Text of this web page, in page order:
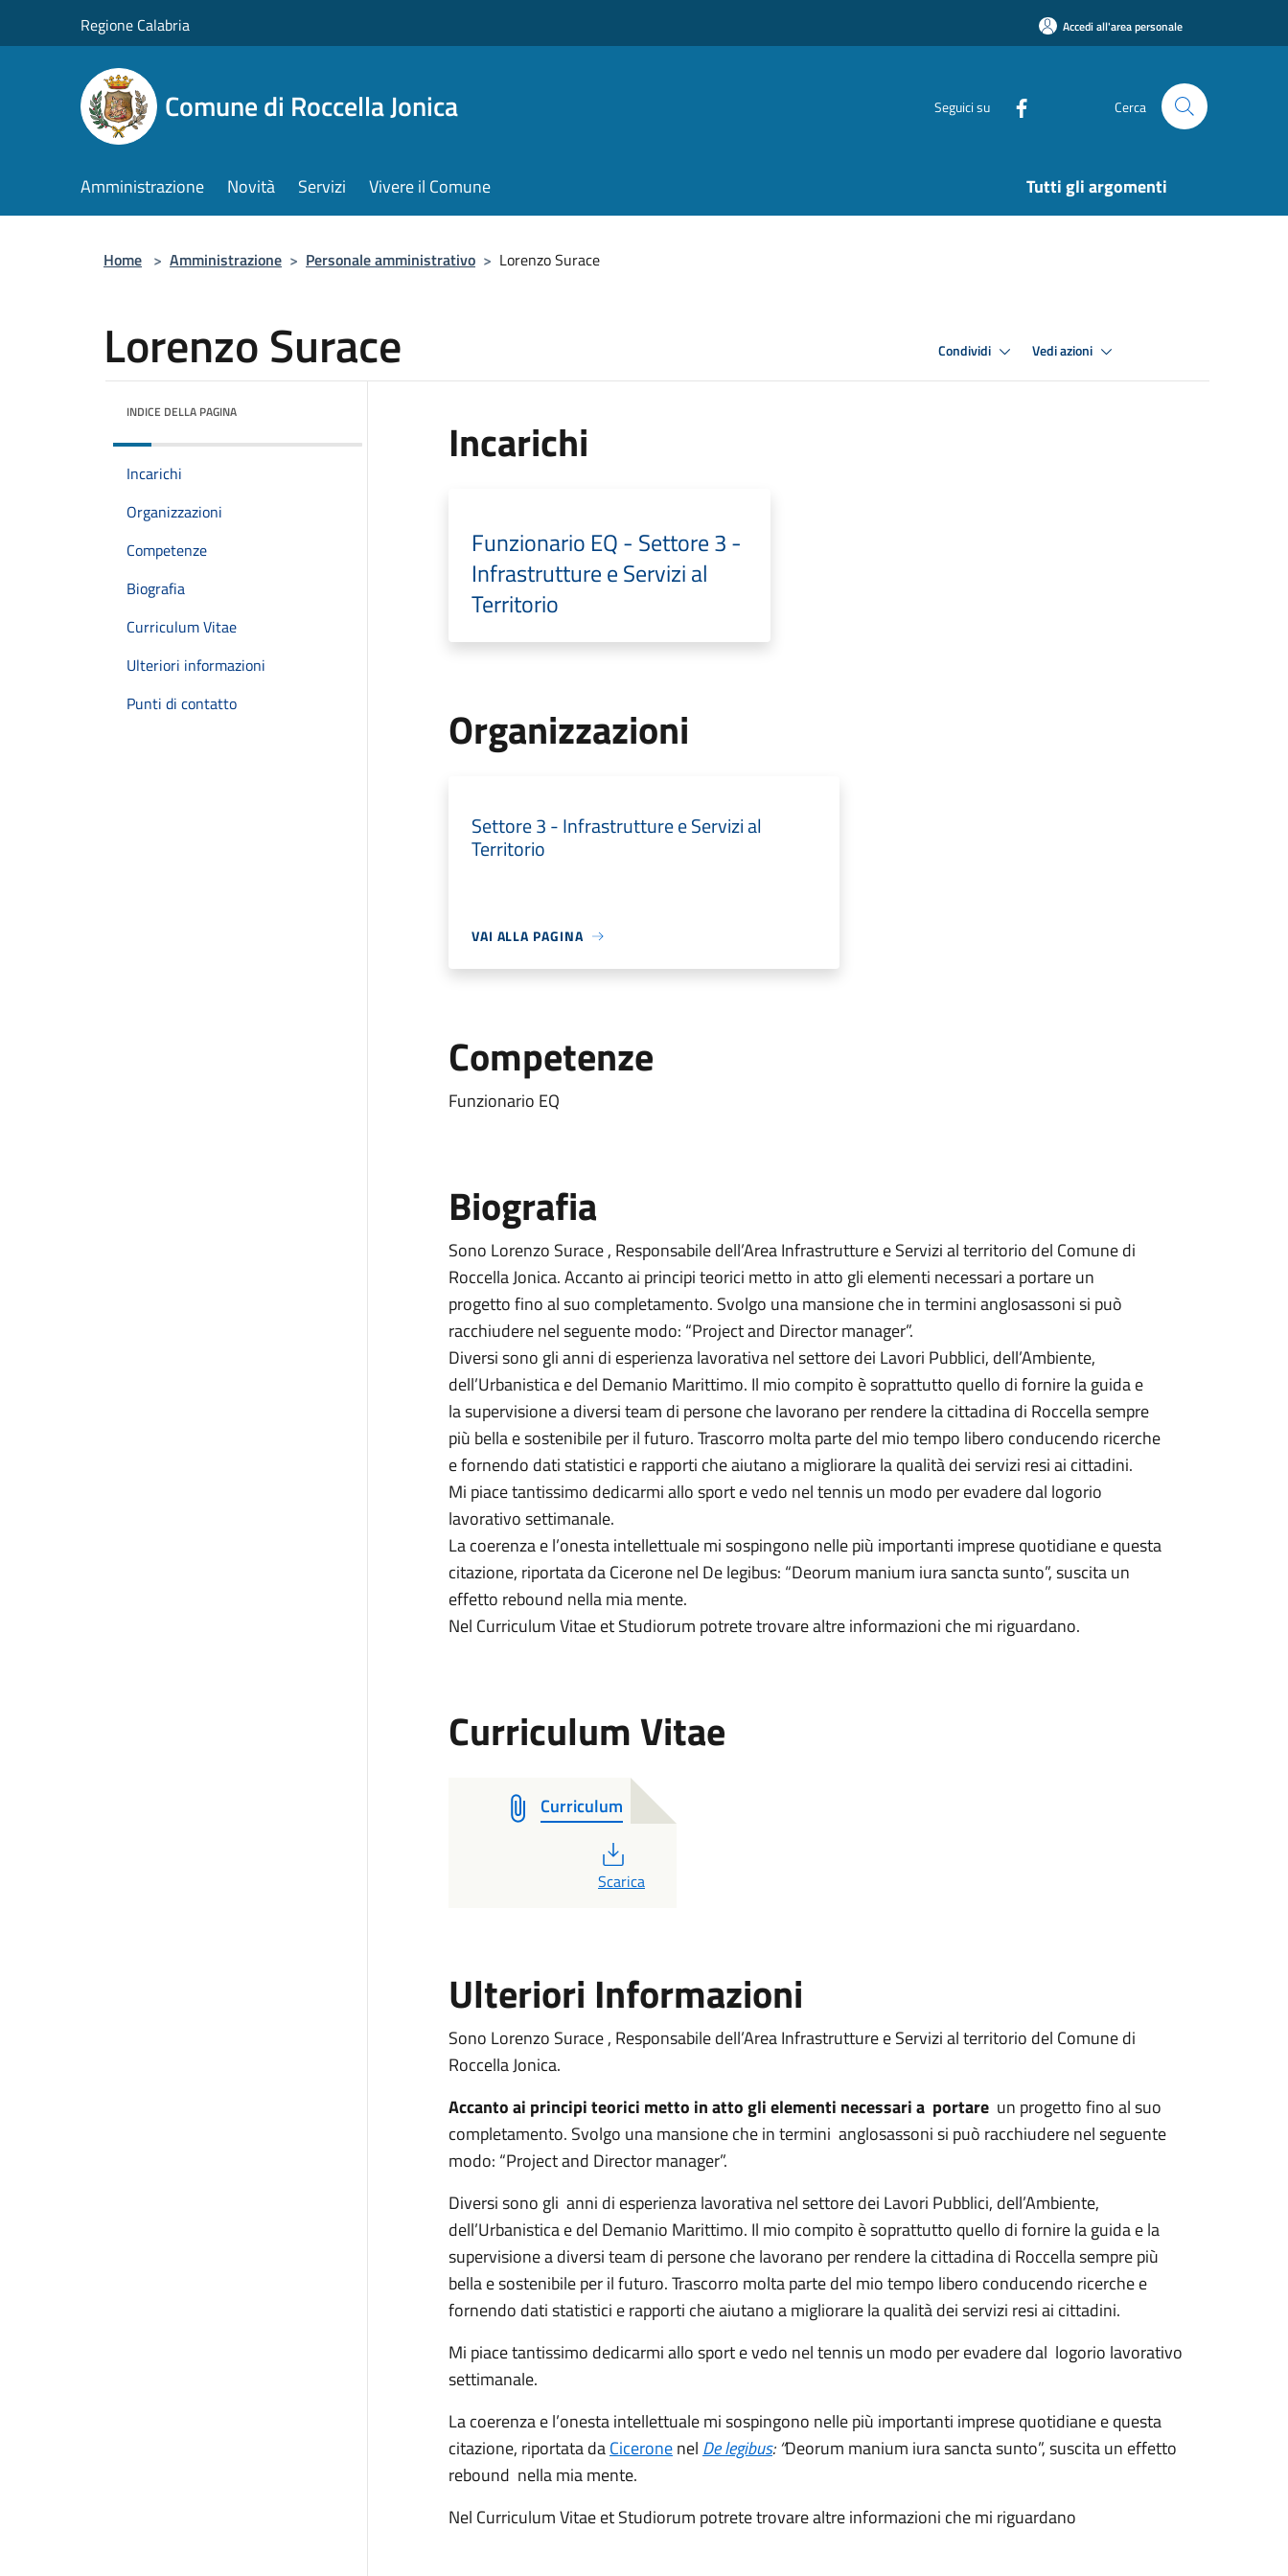
Regione Calabria Accedi all'area personale
Comune di Roccella Jonica Seguici su Cerca
Amministrazione Novità Servizi Vivere il Comune Tutti gli argomenti
Home > Amministrazione > Personale amministrativo > Lorenzo Surace
Lorenzo Surace Condividi Vedi azioni
INDICE DELLA PAGINA
Incarichi
Organizzazioni
Competenze
Biografia
Curriculum Vitae
Ulteriori informazioni
Punti di contatto
Incarichi
Funzionario EQ - Settore 3 -
Infrastrutture e Servizi al
Territorio
Organizzazioni
Settore 3 - Infrastrutture e Servizi al
Territorio
VAI ALLA PAGINA
Competenze
Funzionario EQ
Biografia
Sono Lorenzo Surace , Responsabile dell’Area Infrastrutture e Servizi al territorio del Comune di
Roccella Jonica. Accanto ai principi teorici metto in atto gli elementi necessari a portare un
progetto fino al suo completamento. Svolgo una mansione che in termini anglosassoni si può
racchiudere nel seguente modo: “Project and Director manager”.
Diversi sono gli anni di esperienza lavorativa nel settore dei Lavori Pubblici, dell’Ambiente,
dell’Urbanistica e del Demanio Marittimo. Il mio compito è soprattutto quello di fornire la guida e
la supervisione a diversi team di persone che lavorano per rendere la cittadina di Roccella sempre
più bella e sostenibile per il futuro. Trascorro molta parte del mio tempo libero conducendo ricerche
e fornendo dati statistici e rapporti che aiutano a migliorare la qualità dei servizi resi ai cittadini.
Mi piace tantissimo dedicarmi allo sport e vedo nel tennis un modo per evadere dal logorio
lavorativo settimanale.
La coerenza e l’onesta intellettuale mi sospingono nelle più importanti imprese quotidiane e questa
citazione, riportata da Cicerone nel De legibus: “Deorum manium iura sancta sunto”, suscita un
effetto rebound nella mia mente.
Nel Curriculum Vitae et Studiorum potrete trovare altre informazioni che mi riguardano.
Curriculum Vitae
Curriculum
PDF
Scarica
Ulteriori Informazioni
Sono Lorenzo Surace , Responsabile dell’Area Infrastrutture e Servizi al territorio del Comune di
Roccella Jonica.
Accanto ai principi teorici metto in atto gli elementi necessari a portare un progetto fino al suo
completamento. Svolgo una mansione che in termini anglosassoni si può racchiudere nel seguente
modo: “Project and Director manager”.
Diversi sono gli anni di esperienza lavorativa nel settore dei Lavori Pubblici, dell’Ambiente,
dell’Urbanistica e del Demanio Marittimo. Il mio compito è soprattutto quello di fornire la guida e la
supervisione a diversi team di persone che lavorano per rendere la cittadina di Roccella sempre più
bella e sostenibile per il futuro. Trascorro molta parte del mio tempo libero conducendo ricerche e
fornendo dati statistici e rapporti che aiutano a migliorare la qualità dei servizi resi ai cittadini.
Mi piace tantissimo dedicarmi allo sport e vedo nel tennis un modo per evadere dal logorio lavorativo
settimanale.
La coerenza e l’onesta intellettuale mi sospingono nelle più importanti imprese quotidiane e questa
citazione, riportata daCiceronenel De legibus: “Deorum manium iura sancta sunto”, suscita un effetto
rebound nella mia mente.
Nel Curriculum Vitae et Studiorum potrete trovare altre informazioni che mi riguardano